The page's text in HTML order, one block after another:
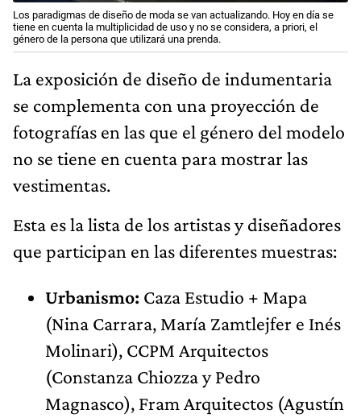
Los paradigmas de diseño de moda se van actualizando. Hoy en día se
tiene en cuenta la multiplicidad de uso y no se considera, a priori, el
género de la persona que utilizará una prenda.
La exposición de diseño de indumentaria
se complementa con una proyección de
fotografías en las que el género del modelo
no se tiene en cuenta para mostrar las
vestimentas.
Esta es la lista de los artistas y diseñadores
que participan en las diferentes muestras:
Urbanismo: Caza Estudio + Mapa
(Nina Carrara, María Zamtlejfer e Inés
Molinari), CCPM Arquitectos
(Constanza Chiozza y Pedro
Magnasco), Fram Arquitectos (Agustín